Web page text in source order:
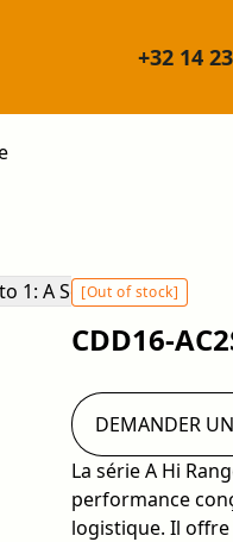
+32 14
[Out of stock]
CDD16-
La série A Hi
performance
logistique. Il
DEMANDER